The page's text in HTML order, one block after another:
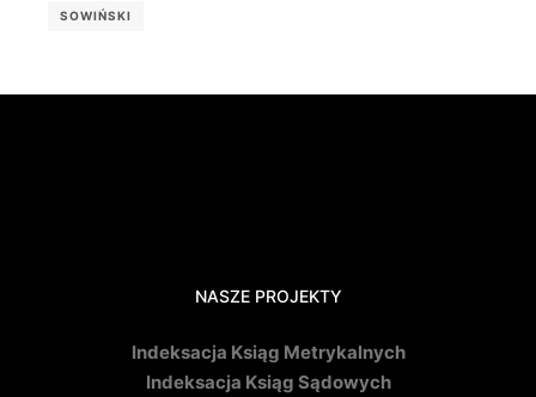
SOWIŃSKI
NASZE PROJEKTY
Indeksacja Ksiąg Metrykalnych
Indeksacja Ksiąg Sądowych